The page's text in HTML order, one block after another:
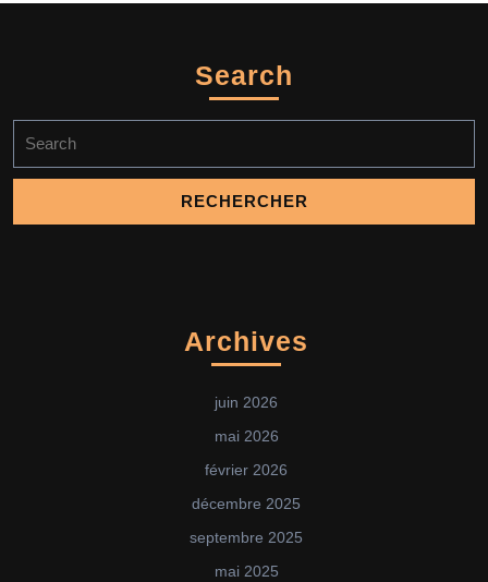
Search
for:
Archives
juin 2026
mai 2026
février 2026
décembre 2025
septembre 2025
mai 2025